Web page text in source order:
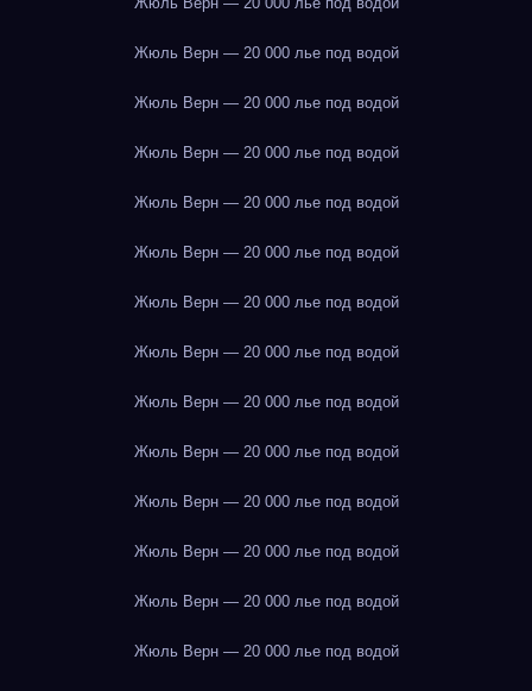
Жюль Верн — 20 000 лье под водой
Жюль Верн — 20 000 лье под водой
Жюль Верн — 20 000 лье под водой
Жюль Верн — 20 000 лье под водой
Жюль Верн — 20 000 лье под водой
Жюль Верн — 20 000 лье под водой
Жюль Верн — 20 000 лье под водой
Жюль Верн — 20 000 лье под водой
Жюль Верн — 20 000 лье под водой
Жюль Верн — 20 000 лье под водой
Жюль Верн — 20 000 лье под водой
Жюль Верн — 20 000 лье под водой
Жюль Верн — 20 000 лье под водой